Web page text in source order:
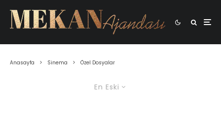
Anasayfa Sinema Özel Dosyalar
En Eski